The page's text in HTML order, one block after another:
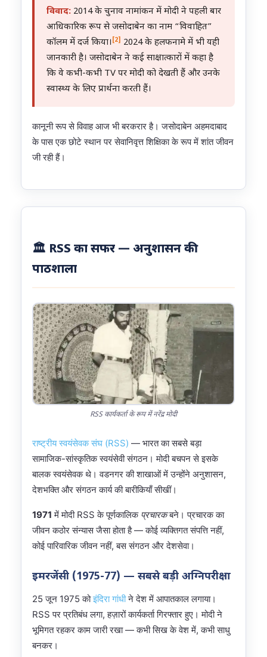
विवाद: 2014 के चुनाव नामांकन में मोदी ने पहली बार
आधिकारिक रूप से जसोदाबेन का नाम “विवाहित”
कॉलम में दर्ज किया। [2] 2024 के हलफनामे में भी यही
जानकारी है। जसोदाबेन ने कई साक्षात्कारों में कहा है
कि वे कभी-कभी TV पर मोदी को देखती हैं और उनके
स्वास्थ्य के लिए प्रार्थना करती हैं।
कानूनी रूप से विवाह आज भी बरकरार है। जसोदाबेन अहमदाबाद
के पास एक छोटे स्थान पर सेवानिवृत्त शिक्षिका के रूप में शांत जीवन
जी रही हैं।
🏛️ RSS का सफर — अनुशासन की
पाठशाला
RSS कार्यकर्ता के रूप में नरेंद्र मोदी
राष्ट्रीय स्वयंसेवक संघ (RSS) — भारत का सबसे बड़ा
सामाजिक-सांस्कृतिक स्वयंसेवी संगठन। मोदी बचपन से इसके
बालक स्वयंसेवक थे। वडनगर की शाखाओं में उन्होंने अनुशासन,
देशभक्ति और संगठन कार्य की बारीकियाँ सीखीं।
1971 में मोदी RSS के पूर्णकालिक प्रचारकबने। प्रचारक का
जीवन कठोर संन्यास जैसा होता है — कोई व्यक्तिगत संपत्ति नहीं,
कोई पारिवारिक जीवन नहीं, बस संगठन और देशसेवा।
इमरजेंसी (1975-77) — सबसे बड़ी अग्निपरीक्षा
25 जून 1975 कोइंदिरा गांधीने देश में आपातकाल लगाया।
RSS पर प्रतिबंध लगा, हज़ारों कार्यकर्ता गिरफ्तार हुए। मोदी ने
भूमिगत रहकर काम जारी रखा — कभी सिख के वेश में, कभी साधु
बनकर।